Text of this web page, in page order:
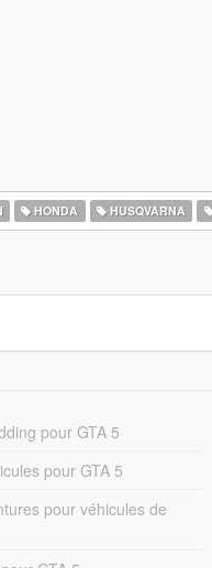
HONDA HUSQVARNA
pour GTA 5
pour GTA 5
pour véhicules de